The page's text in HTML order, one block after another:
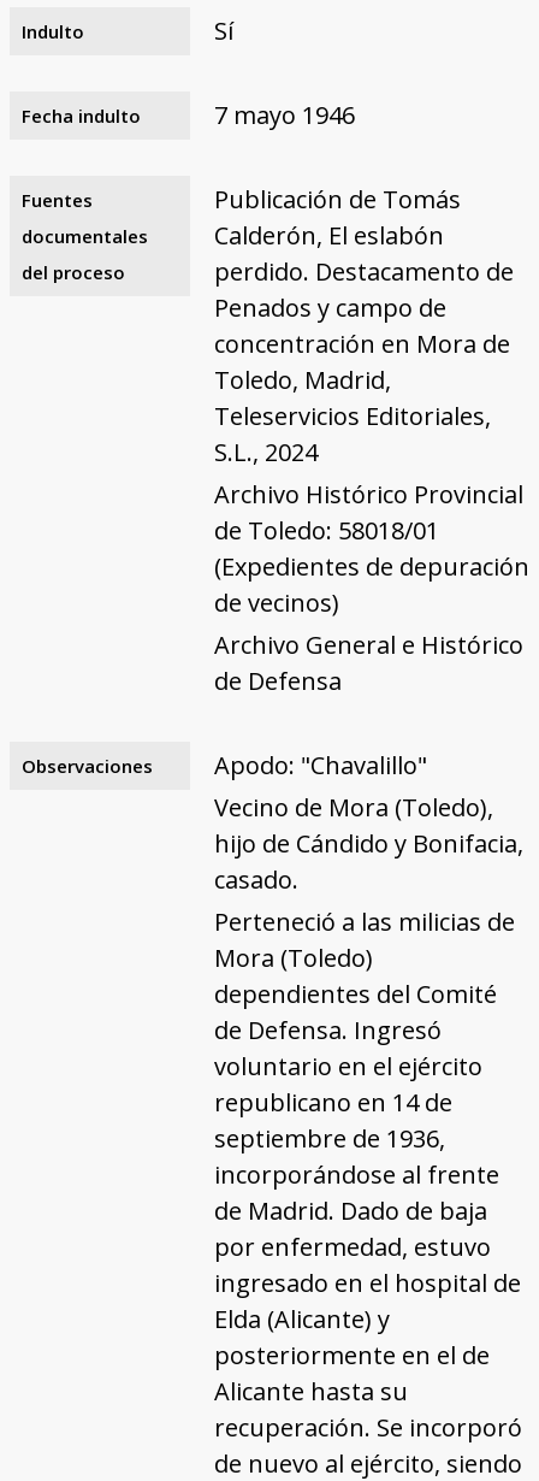
Indulto Sí
Fecha indulto 7 mayo 1946
Fuentes
documentales
del proceso
Publicación de Tomás
Calderón, El eslabón
perdido. Destacamento de
Penados y campo de
concentración en Mora de
Toledo, Madrid,
Teleservicios Editoriales,
S.L., 2024
Archivo Histórico Provincial
de Toledo: 58018/01
(Expedientes de depuración
de vecinos)
Archivo General e Histórico
de Defensa
Observaciones
Apodo: "Chavalillo"
Vecino de Mora (Toledo),
hijo de Cándido y Bonifacia,
casado.
Perteneció a las milicias de
Mora (Toledo)
dependientes del Comité
de Defensa. Ingresó
voluntario en el ejército
republicano en 14 de
septiembre de 1936,
incorporándose al frente
de Madrid. Dado de baja
por enfermedad, estuvo
ingresado en el hospital de
Elda (Alicante) y
posteriormente en el de
Alicante hasta su
recuperación. Se incorporó
de nuevo al ejército, siendo